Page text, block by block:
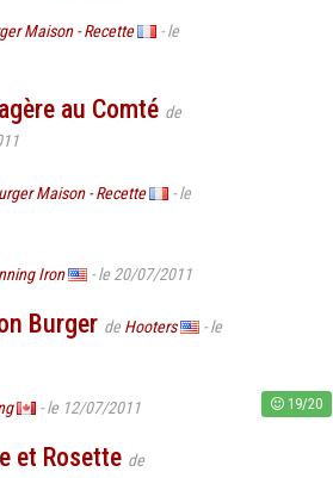
Maison - Recette
- le
au Comté de
Maison - Recette
- le
Iron - le 20/07/2011
Burger de Hooters
- le
- le 12/07/2011 19/20
et Rosette de